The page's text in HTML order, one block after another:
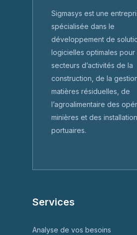
Sigmasys est une
spécialisée dans le
développement de
logicielles optimales pour
secteurs d’activités de la
construction, de la
matières résiduelles, de
l’agroalimentaire des
minières et des
portuaires.
Services
Analyse de vos besoins